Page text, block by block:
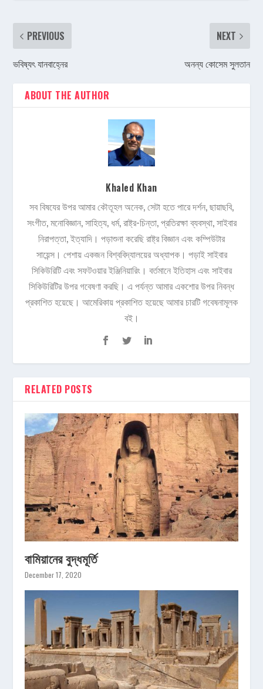
PREVIOUS
ভবিষ্যৎ যানবাহ্নের
NEXT
অনন্য কোসেম সুলতান
ABOUT THE AUTHOR
Khaled Khan
সব বিষযের উপর আমার কৌতূহল অনেক, সেটা হতে পারে দর্শন, ছায়াছবি,
সংগীত, মনোবিজ্ঞান, সাহিত্য, ধর্ম, রাষ্ট্র-চিন্তা, প্রতিরক্ষা ব্যবস্থা, সাইবার
নিরাপত্তা, ইত্যাদি। পড়াশুনা করেছি রাষ্ট্র বিজ্ঞান এবং কম্পিউটার
সায়েন্স। পেশায় একজন বিশ্ববিদ্যালয়ের অধ্যাপক। পড়াই সাইবার
সিকিউরিটি এবং সফটওয়ার ইঞ্জিনিয়ারিং। বর্তমানে ইতিহাস এবং সাইবার
সিকিউরিটির উপর গবেষণা করছি। এ পর্যন্ত আমার একশোর উপর নিবন্ধ
প্রকাশিত হয়েছে। আমেরিকায় প্রকাশিত হয়েছে আমার চারটি গবেষনামূলক
বই।
RELATED POSTS
বামিয়ানের বুদ্ধমূর্তি
December 17, 2020